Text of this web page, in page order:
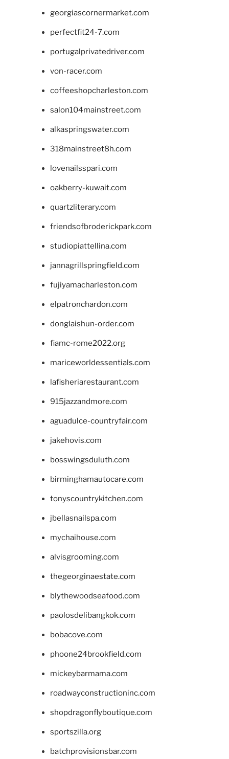
georgiascornermarket.com
perfectfit24-7.com
portugalprivatedriver.com
von-racer.com
coffeeshopcharleston.com
salon104mainstreet.com
alkaspringswater.com
318mainstreet8h.com
lovenailsspari.com
oakberry-kuwait.com
quartzliterary.com
friendsofbroderickpark.com
studiopiattellina.com
jannagrillspringfield.com
fujiyamacharleston.com
elpatronchardon.com
donglaishun-order.com
fiamc-rome2022.org
mariceworldessentials.com
lafisheriarestaurant.com
915jazzandmore.com
aguadulce-countryfair.com
jakehovis.com
bosswingsduluth.com
birminghamautocare.com
tonyscountrykitchen.com
jbellasnailspa.com
mychaihouse.com
alvisgrooming.com
thegeorginaestate.com
blythewoodseafood.com
paolosdelibangkok.com
bobacove.com
phoone24brookfield.com
mickeybarmama.com
roadwayconstructioninc.com
shopdragonflyboutique.com
sportszilla.org
batchprovisionsbar.com